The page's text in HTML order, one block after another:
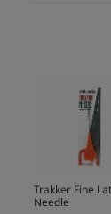
Trakker Fine
Needle